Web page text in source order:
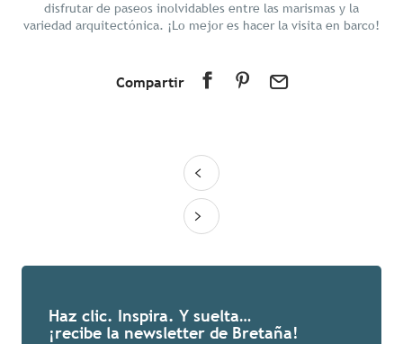
disfrutar de paseos inolvidables entre las marismas y la
variedad arquitectónica. ¡Lo mejor es hacer la visita en barco!
Compartir
Haz clic. Inspira. Y suelta…
¡recibe la newsletter de Bretaña!